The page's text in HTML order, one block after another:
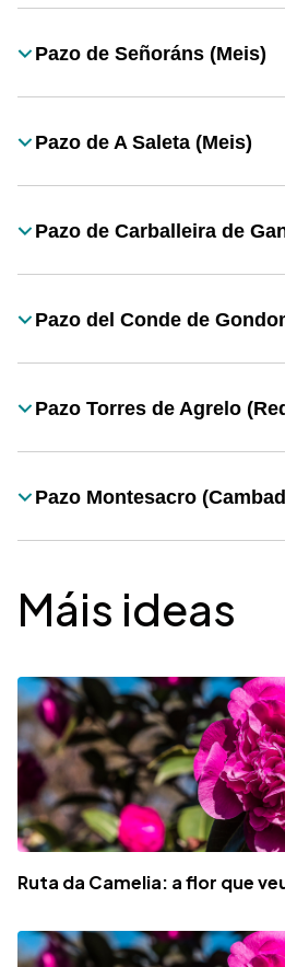
Título
Pazo de Señoráns (Meis)
Título
Pazo de A Saleta (Meis)
Título
Pazo de Carballeira de
Título
Pazo del Conde de
Título
Pazo Torres de Agrelo
Título
Pazo Montesacro
Máis ideas
Ruta da Camelia: a flor que